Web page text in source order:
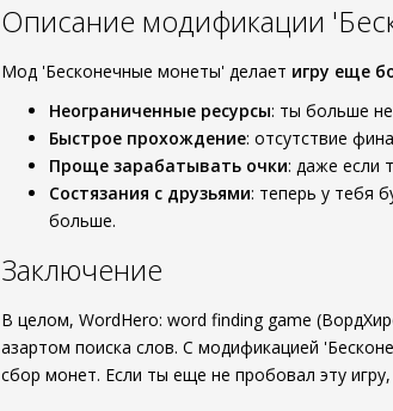
Описание модификации
Мод 'Бесконечные монеты' делает игру еще
Неограниченные ресурсы: ты больше
Быстрое прохождение: отсутствие
Проще зарабатывать очки: даже если
Состязания с друзьями: теперь у тебя
больше.
Заключение
В целом, WordHero: word finding game
азартом поиска слов. С модификацией
сбор монет. Если ты еще не пробовал эту